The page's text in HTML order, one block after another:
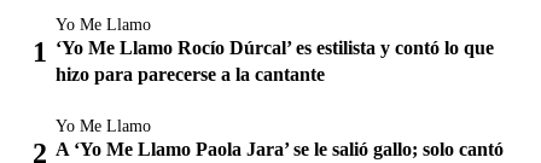
Yo Me Llamo
‘Yo Me Llamo Rocío Dúrcal’ es estilista y contó lo que
hizo para parecerse a la cantante
Yo Me Llamo
A ‘Yo Me Llamo Paola Jara’ se le salió gallo; solo cantó